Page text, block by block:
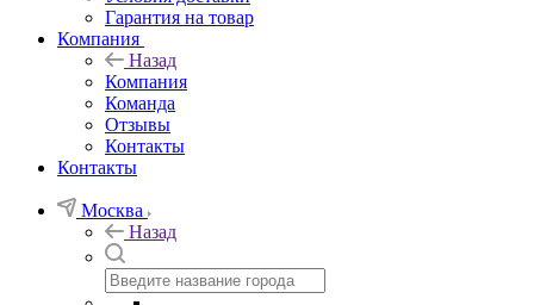
Гарантия на товар
Компания
Назад
Компания
Команда
Отзывы
Контакты
Контакты
Москва
Назад